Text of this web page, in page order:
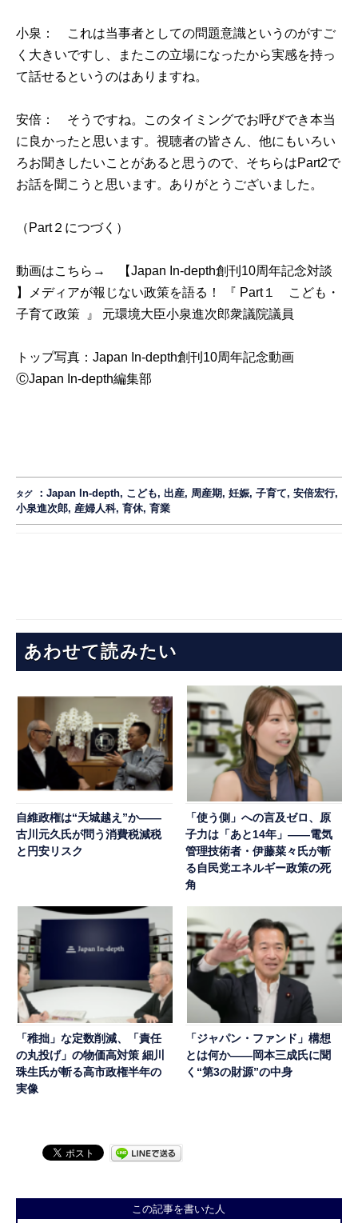
小泉： これは当事者としての問題意識というのがすご
く大きいですし、またこの立場になったから実感を持っ
て話せるというのはありますね。
安倍： そうですね。このタイミングでお呼びでき本当
に良かったと思います。視聴者の皆さん、他にもいろい
ろお聞きしたいことがあると思うので、そちらはPart2で
お話を聞こうと思います。ありがとうございました。
（Part２につづく）
動画はこちら→
【Japan In-depth創刊10周年記念対談
】メディアが報じない政策を語る！ 『 Part１ こども・
子育て政策 』 元環境大臣小泉進次郎衆議院議員
トップ写真：Japan In-depth創刊10周年記念動画
ⒸJapan In-depth編集部
タグ ：Japan In-depth, こども,出産, 周産期,妊娠,子育て,安倍宏行,
小泉進次郎, 産婦人科,育休,育業
あわせて読みたい
自維政権は“天城越え”か――
古川元久氏が問う消費税減税
と円安リスク
「使う側」への言及ゼロ、原
子力は「あと14年」――電気
管理技術者・伊藤菜々氏が斬
る自民党エネルギー政策の死
角
「稚拙」な定数削減、「責任
の丸投げ」の物価高対策 細川
珠生氏が斬る高市政権半年の
実像
「ジャパン・ファンド」構想
とは何か――岡本三成氏に聞
く“第3の財源”の中身
この記事を書いた人